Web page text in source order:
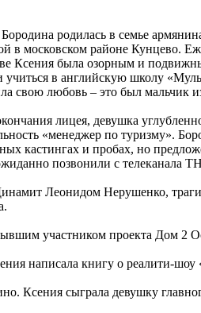
родилась в семье
в московском районе Кунцево.
Ксения была озорным и
учиться в английскую школу
свою любовь – это был мальчик
лицея, девушка
«менеджер по туризму».
кастингах и пробах, но
позвонили с телеканала
Леонидом Нерушенко,
участником проекта Дом
написала книгу о реалити-
Ксения сыграла девушку